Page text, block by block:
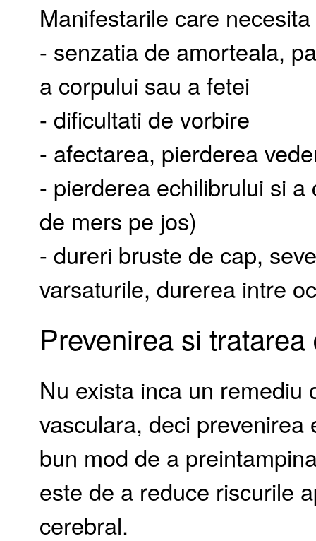
Manifestarile care
- senzatia de amorteala,
a corpului sau a fetei
- dificultati de vorbire
- afectarea, pierderea
- pierderea echilibrului si
de mers pe jos)
- dureri bruste de cap,
varsaturile, durerea intre
Prevenirea si
Nu exista inca un
vasculara, deci
bun mod de a
este de a reduce riscurile
cerebral.